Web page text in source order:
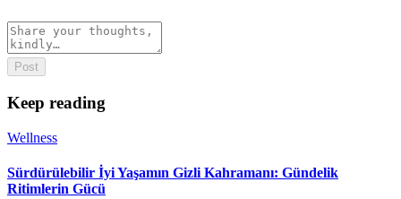
Post
Keep reading
Wellness
Sürdürülebilir İyi Yaşamın Gizli Kahramanı: Gündelik
Ritimlerin Gücü